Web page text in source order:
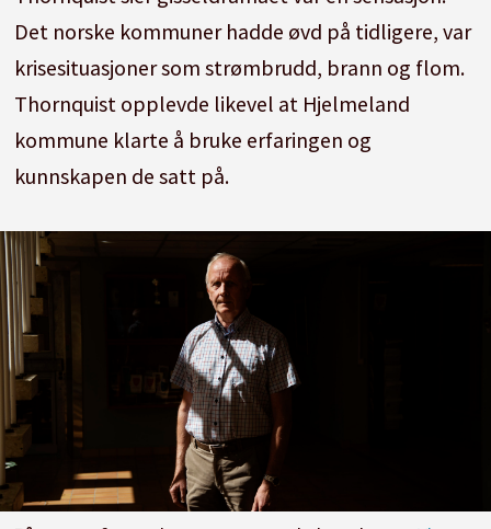
Det norske kommuner hadde øvd på tidligere, var
krisesituasjoner som strømbrudd, brann og flom.
Thornquist opplevde likevel at Hjelmeland
kommune klarte å bruke erfaringen og
kunnskapen de satt på.